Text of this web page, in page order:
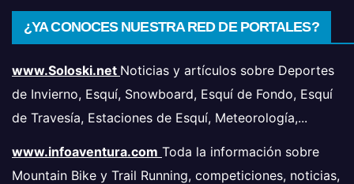
¿YA CONOCES NUESTRA RED DE PORTALES?
www.Soloski.net Noticias y artículos sobre Deportes
de Invierno, Esquí, Snowboard, Esquí de Fondo, Esquí
de Travesía, Estaciones de Esquí, Meteorología,...
www.infoaventura.com Toda la información sobre
Mountain Bike y Trail Running, competiciones, noticias,